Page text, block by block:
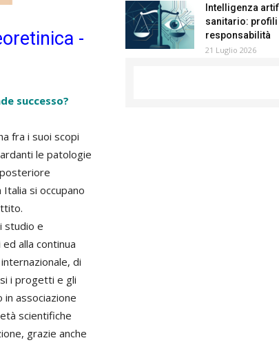
-
successo?
fra i suoi scopi
le patologie
si occupano
studio e
alla continua
di
i progetti e gli
associazione
scientifiche
grazie anche
Intelligenza
sanitario:
responsabilità
21 Luglio 2026